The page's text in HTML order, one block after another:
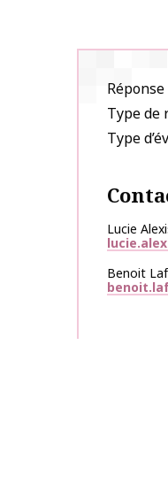
Type de
Type
Lucie
Benoit